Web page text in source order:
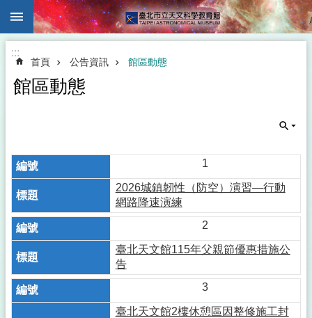
跳到主要內容區塊
:::
首頁 公告資訊 館區動態
館區動態
1
2026城鎮韌性（防空）演習—行動
網路降速演練
2
臺北天文館115年父親節優惠措施公
告
3
臺北天文館2樓休憩區因整修施工封